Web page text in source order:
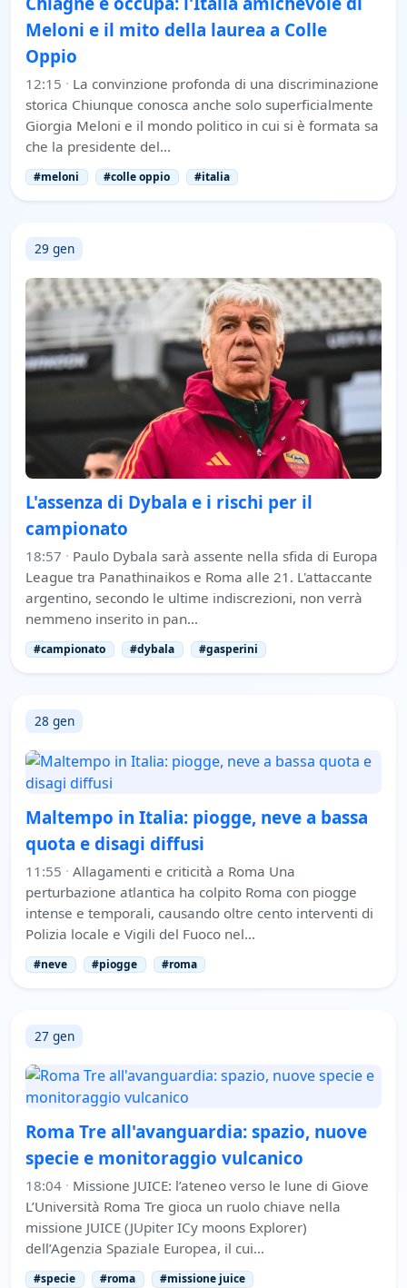
Meloni e il mito della laurea a Colle
Oppio
12:15 · La convinzione profonda di una discriminazione
storica Chiunque conosca anche solo superficialmente
Giorgia Meloni e il mondo politico in cui si è formata sa
che la presidente del…
#meloni #colle oppio #italia
29 gen
L'assenza di Dybala e i rischi per il
campionato
18:57 · Paulo Dybala sarà assente nella sfida di Europa
League tra Panathinaikos e Roma alle 21. L'attaccante
argentino, secondo le ultime indiscrezioni, non verrà
nemmeno inserito in pan…
#campionato #dybala #gasperini
28 gen
Maltempo in Italia: piogge, neve a bassa
quota e disagi diffusi
11:55 · Allagamenti e criticità a Roma Una
perturbazione atlantica ha colpito Roma con piogge
intense e temporali, causando oltre cento interventi di
Polizia locale e Vigili del Fuoco nel…
#neve #piogge #roma
27 gen
Roma Tre all'avanguardia: spazio, nuove
specie e monitoraggio vulcanico
18:04 · Missione JUICE: l’ateneo verso le lune di Giove
L’Università Roma Tre gioca un ruolo chiave nella
missione JUICE (JUpiter ICy moons Explorer)
dell’Agenzia Spaziale Europea, il cui…
#specie #roma #missione juice